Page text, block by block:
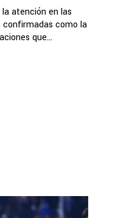
atención en las
confirmadas como la
que...